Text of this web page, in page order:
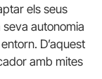
els seus
seva autonomia
D’aquest
amb mites